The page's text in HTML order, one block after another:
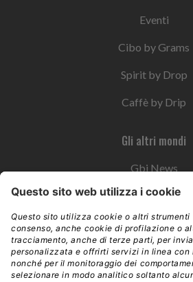
Eventi
Cibo by Grams
Spirit by Drop
Caffè by Drip
Gli altri mondi
Gbi News
Instoremag
Esplora il gruppo
Edra Edizioni